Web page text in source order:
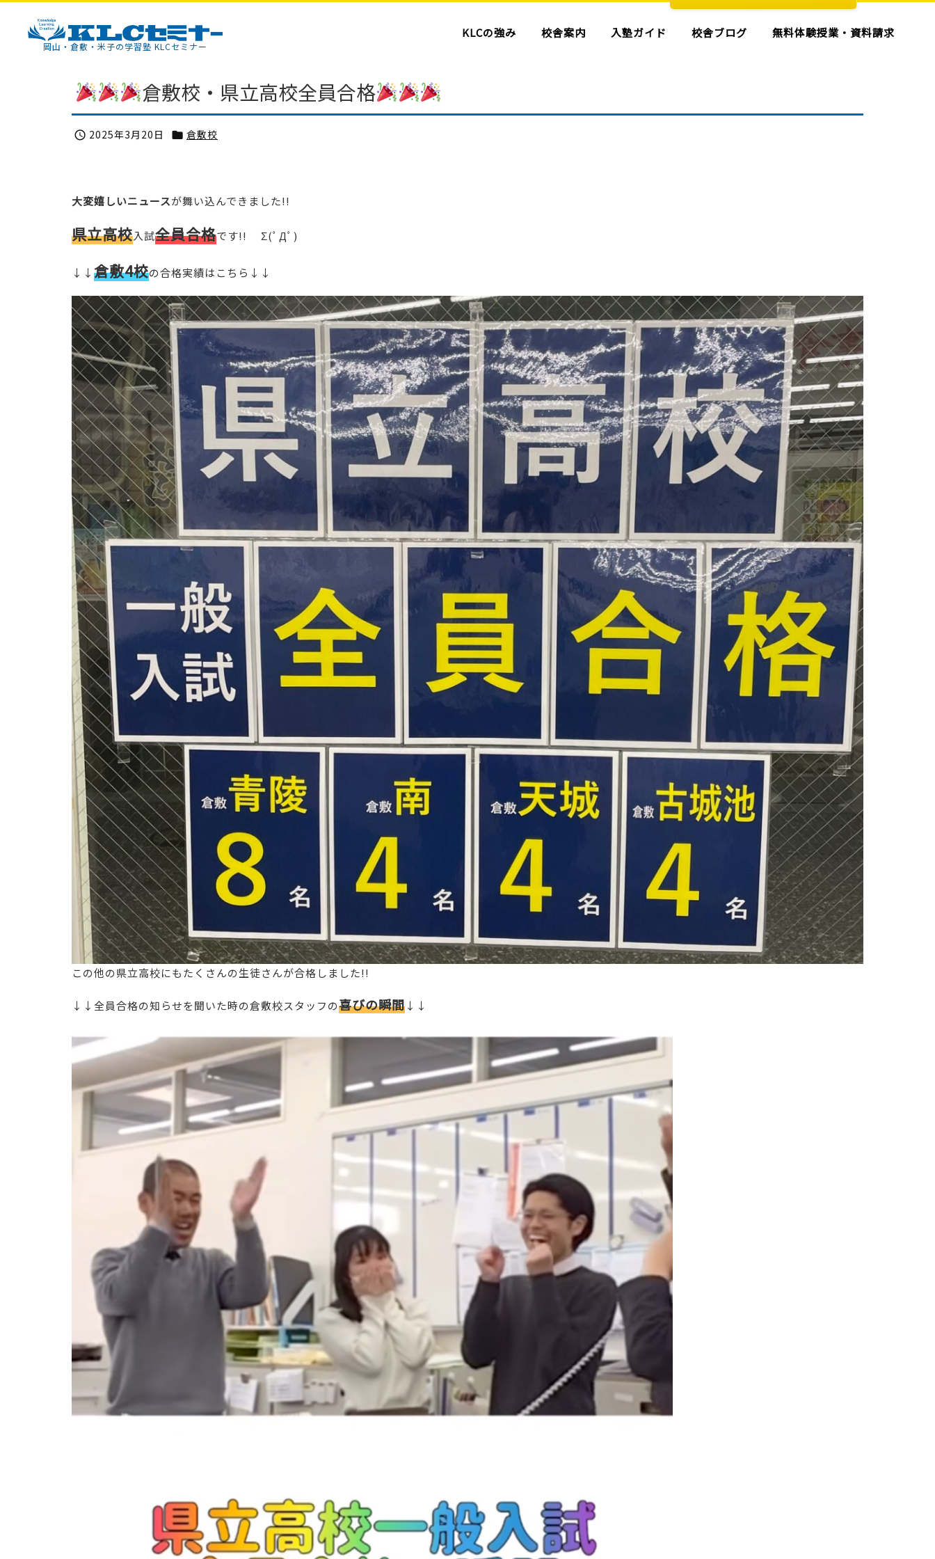
KLCセミナー岡山・倉敷・米子の学習塾 KLCセミナー
KLCの強み 校舎案内 入塾ガイド 校舎ブログ 無料体験授業・資料請求
倉敷校・県立高校全員合格
 2025年3月20日  倉敷校
大変嬉しいニュースが舞い込んできました!!
県立高校入試全員合格です!! Σ(ﾟДﾟ)
↓↓ 倉敷4校の合格実績はこちら↓↓
この他の県立高校にもたくさんの生徒さんが合格しました!!
↓↓全員合格の知らせを聞いた時の倉敷校スタッフの喜びの瞬間↓↓